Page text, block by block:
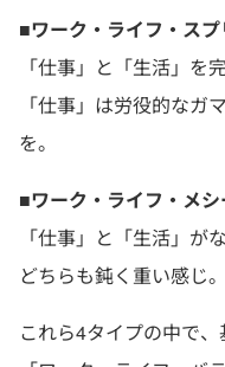
■ワーク・ライフ・ス
「仕事」と「生活」を
「仕事」は労役的なガ
を。
■ワーク・ライフ・メ
「仕事」と「生活」が
どちらも鈍く重い感じ。
これら4タイプの中で